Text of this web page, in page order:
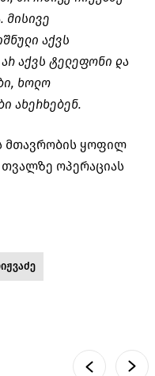
მისივე
აქვს
აქვს ტელეფონი და
ხოლო
ახერხებენ.
მთავრობის ყოფილ
ოპერაციას